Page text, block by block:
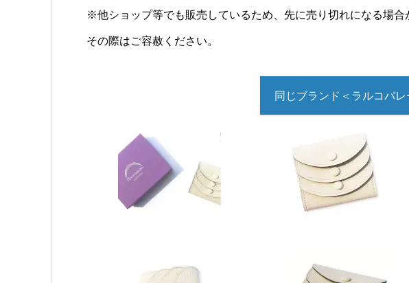
※他ショップ等でも販売しているため、先に売り切れになる場合
その際はご容赦ください。
同じブランド＜ラルコバ